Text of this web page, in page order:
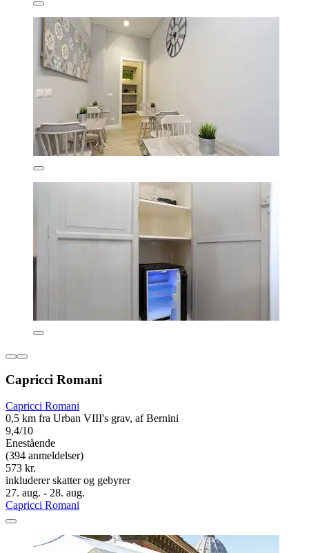
Capricci Romani
Capricci Romani
0,5 km fra Urban VIII's grav, af Bernini
9,4/10
Enestående
(394 anmeldelser)
573 kr.
inkluderer skatter og gebyrer
27. aug. - 28. aug.
Capricci Romani